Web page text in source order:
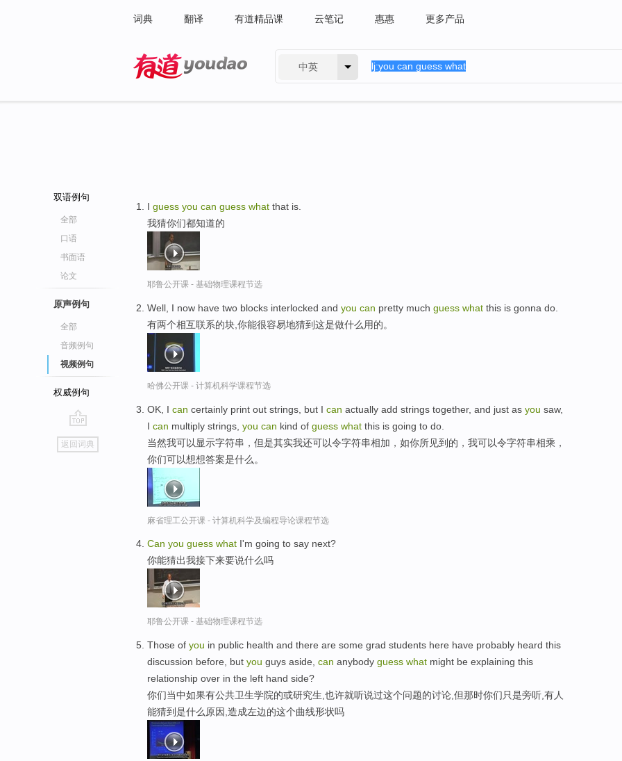
词典 翻译 有道精品课 云笔记 惠惠 更多产品
中英
双语例句
全部
口语
书面语
论文
原声例句
全部
音频例句
视频例句
权威例句
go
top
返回词典
I guess you can guess what that is.
我猜你们都知道的
耶鲁公开课 - 基础物理课程节选
Well, I now have two blocks interlocked and you can pretty much guess what this is gonna do.
有两个相互联系的块,你能很容易地猜到这是做什么用的。
哈佛公开课 - 计算机科学课程节选
OK, I can certainly print out strings, but I can actually add strings together, and just as you saw,
I can multiply strings, you can kind of guess what this is going to do.
当然我可以显示字符串，但是其实我还可以令字符串相加，如你所见到的，我可以令字符串相乘，
你们可以想想答案是什么。
麻省理工公开课 - 计算机科学及编程导论课程节选
Can you guess what I'm going to say next?
你能猜出我接下来要说什么吗
耶鲁公开课 - 基础物理课程节选
Those of you in public health and there are some grad students here have probably heard this
discussion before, but you guys aside, can anybody guess what might be explaining this
relationship over in the left hand side?
你们当中如果有公共卫生学院的或研究生,也许就听说过这个问题的讨论,但那时你们只是旁听,有人
能猜到是什么原因,造成左边的这个曲线形状吗